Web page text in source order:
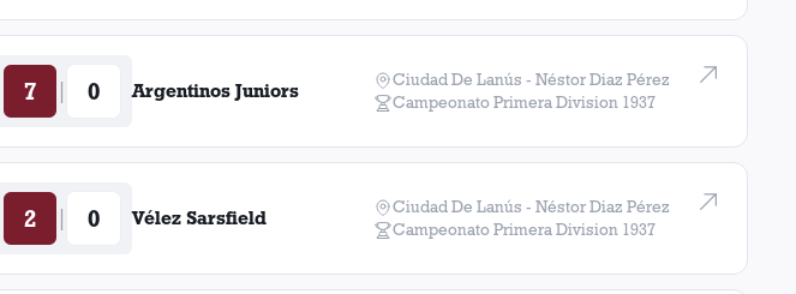
7 0 Argentinos Juniors
Ciudad De Lanús - Néstor Diaz Pérez
Campeonato Primera Division 1937
2 0 Vélez Sarsfield
Ciudad De Lanús - Néstor Diaz Pérez
Campeonato Primera Division 1937